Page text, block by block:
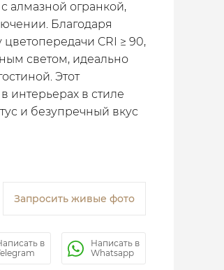
алмазной огранкой,
Благодаря
CRI ≥ 90,
светом, идеально
Этот
интерьерах в стиле
и безупречный вкус
Запросить живые фото
в
Написать в
Whatsapp